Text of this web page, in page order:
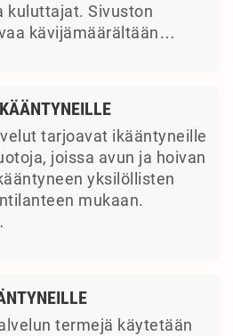
kuluttajat. Sivuston
kävijämäärältään…
tarjoavat ikääntyneille
joissa avun ja hoivan
yksilöllisten
mukaan.
termejä käytetään